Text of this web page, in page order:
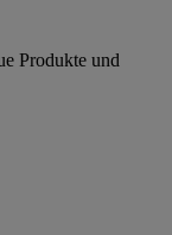
Produkte und